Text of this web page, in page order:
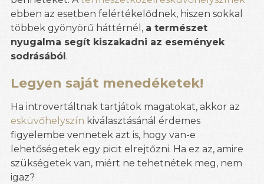
ebben az esetben felértékelődnek, hiszen sokkal
többek gyönyörű háttérnél, a természet
nyugalma segít kiszakadni az események
sodrásából .
Legyen saját menedéketek!
Ha introvertáltnak tartjátok magatokat, akkor az
esküvőhelyszín kiválasztásánál érdemes
figyelembe vennetek azt is, hogy van-e
lehetőségetek egy picit elrejtőzni. Ha ez az, amire
szükségetek van, miért ne tehetnétek meg, nem
igaz?